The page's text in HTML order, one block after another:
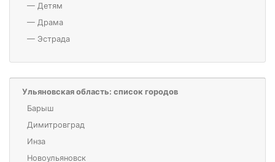
— Детям
— Драма
— Эстрада
Ульяновская область: список городов
Барыш
Димитровград
Инза
Новоульяновск